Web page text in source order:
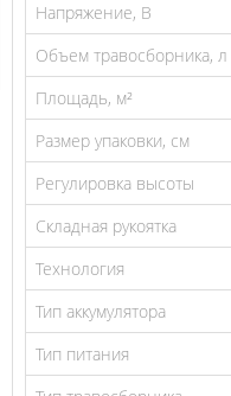
Напряжение, В
Объем травосборника, л
Площадь, м²
Размер упаковки, см
Регулировка высоты
Складная рукоятка
Технология
Тип аккумулятора
Тип питания